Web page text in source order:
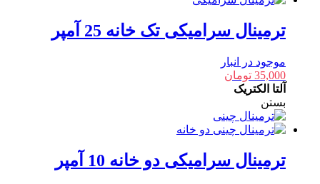
ترمینال سرامیکی تک خانه 25 آمپر
موجود در انبار
35,000 تومان
آلتا الکتریک
بستن
ترمینال سرامیکی دو خانه 10 آمپر